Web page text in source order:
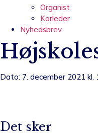
Organist
Korleder
Nyhedsbrev
Dato: 7. december 2021 kl.
Det sker